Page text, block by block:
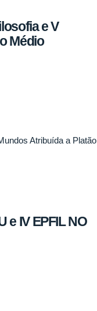
e V
Médio
Atribuída a Platão
e IV EPFIL NO